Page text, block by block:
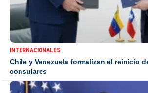
INTERNACIONALES
Chile y Venezuela formalizan el reinicio
consulares